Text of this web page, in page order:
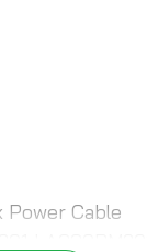
Power Cable